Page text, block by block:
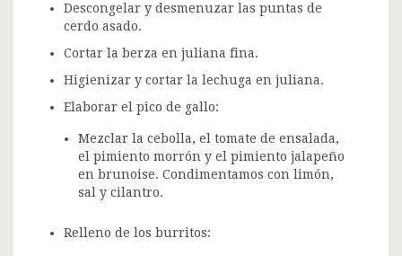
Descongelar y desmenuzar las puntas de
cerdo asado.
Cortar la berza en juliana fina.
Higienizar y cortar la lechuga en juliana.
Elaborar el pico de gallo:
Mezclar la cebolla, el tomate de ensalada,
el pimiento morrón y el pimiento jalapeño
en brunoise. Condimentamos con limón,
sal y cilantro.
Relleno de los burritos: